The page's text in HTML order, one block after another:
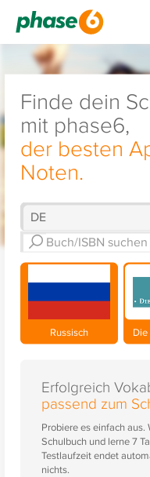
Finde dein
mit phase6,
der besten
Noten.
Russisch
Erfolgreich
passend zum
Probiere es einfach
Schulbuch und lerne 7
Testlaufzeit endet
nichts.